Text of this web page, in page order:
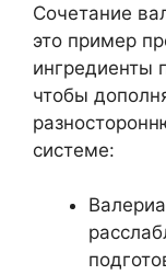
Сочетание
это пример
ингредиенты
чтобы
системе: